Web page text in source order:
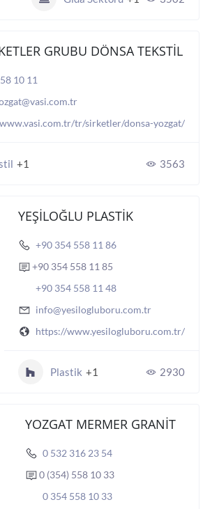
GRUBU DÖNSA TEKSTİL
10 11
tr/sirketler/donsa-yozgat/
+1 3563
YEŞİLOĞLU PLASTİK
+90 354 558 11 86
+90 354 558 11 85
+90 354 558 11 48
info@yesilogluboru.com.tr
https://www.yesilogluboru.com.tr/
Plastik +1 2930
YOZGAT MERMER GRANİT
0 532 316 23 54
0 (354) 558 10 33
0 354 558 10 33